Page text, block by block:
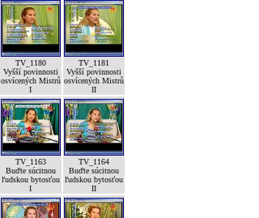
TV_1180
Vyšší povinnosti
osvícených Mistrů
I
TV_1181
Vyšší povinnosti
osvícených Mistrů
II
TV_1163
Buďte súcitnou
ľudskou bytosťou
I
TV_1164
Buďte súcitnou
ľudskou bytosťou
II